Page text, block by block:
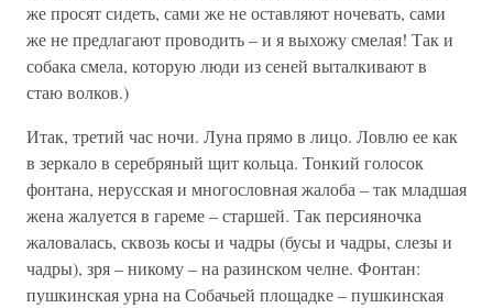
же просят сидеть, сами же не оставляют ночевать, сами
же не предлагают проводить – и я выхожу смелая! Так и
собака смела, которую люди из сеней выталкивают в
стаю волков.)
Итак, третий час ночи. Луна прямо в лицо. Ловлю ее как
в зеркало в серебряный щит кольца. Тонкий голосок
фонтана, нерусская и многословная жалоба – так младшая
жена жалуется в гареме – старшей. Так персияночка
жаловалась, сквозь косы и чадры (бусы и чадры, слезы и
чадры), зря – никому – на разинском челне. Фонтан:
пушкинская урна на Собачьей площадке – пушкинская